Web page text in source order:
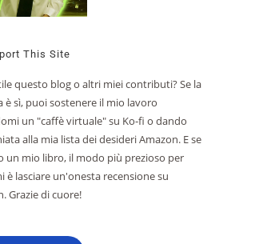
This Site
questo blog o altri miei contributi? Se la
è sì, puoi sostenere il mio lavoro
un "caffè virtuale" su Ko-fi o dando
alla mia lista dei desideri Amazon. E se
un mio libro, il modo più prezioso per
è lasciare un'onesta recensione su
Grazie di cuore!